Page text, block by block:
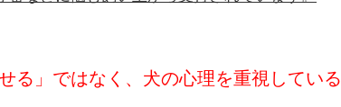
る」ではなく、犬の心理を重視している